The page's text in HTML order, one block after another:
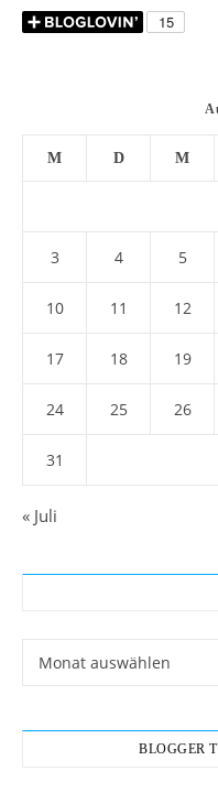
M D M
3 4 5
10 11 12
17 18 19
24 25 26
31
« Juli
BLOGGER